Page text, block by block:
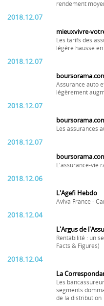
rendement
2018.12.07
mieuxvivre-
Les tarifs des
légère hausse
2018.12.07
Assurance auto
légèrement
2018.12.07
Les assurances
2018.12.07
L'assurance-vie
2018.12.06
L'Agefi Hebdo
Aviva France -
2018.12.04
L'Argus de
Rentabilité : un
Facts & Figures)
2018.12.04
La
Les
segments
de la distribution